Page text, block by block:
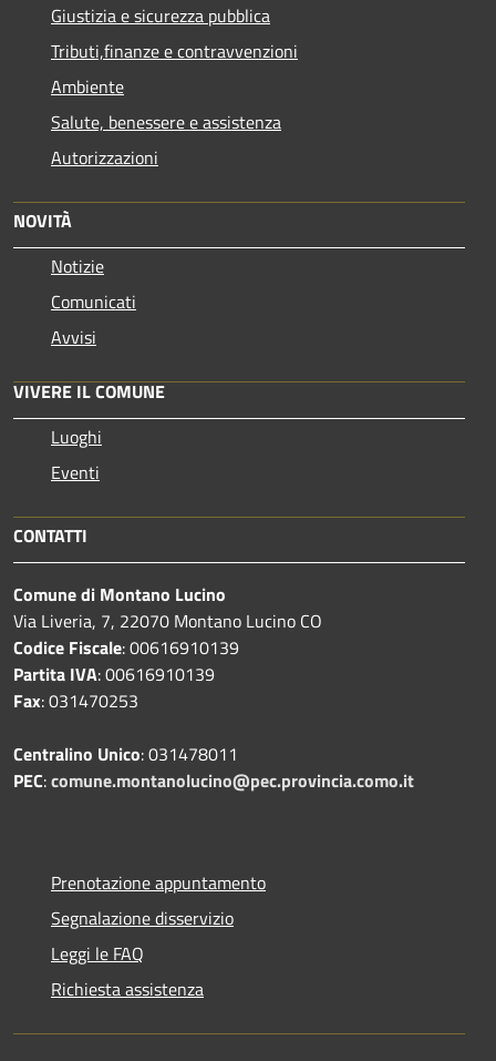
Giustizia e sicurezza pubblica
Tributi,finanze e contravvenzioni
Ambiente
Salute, benessere e assistenza
Autorizzazioni
NOVITÀ
Notizie
Comunicati
Avvisi
VIVERE IL COMUNE
Luoghi
Eventi
CONTATTI
Comune di Montano Lucino
Via Liveria, 7, 22070 Montano Lucino CO
Codice Fiscale: 00616910139
Partita IVA: 00616910139
Fax: 031470253
Centralino Unico: 031478011
PEC:comune.montanolucino@pec.provincia.como.it
Prenotazione appuntamento
Segnalazione disservizio
Leggi le FAQ
Richiesta assistenza